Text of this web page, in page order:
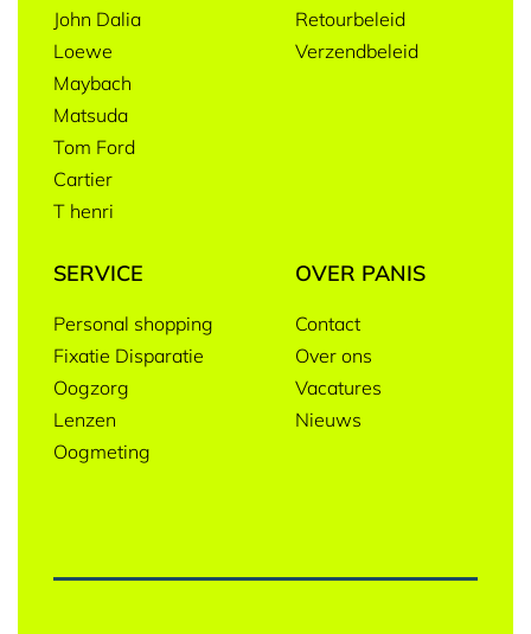
John Dalia
Loewe
Maybach
Matsuda
Tom Ford
Cartier
T henri
Retourbeleid
Verzendbeleid
SERVICE
Personal shopping
Fixatie Disparatie
Oogzorg
Lenzen
Oogmeting
OVER PANIS
Contact
Over ons
Vacatures
Nieuws